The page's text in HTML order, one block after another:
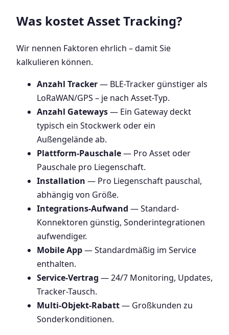
Was kostet Asset Tracking?
Wir nennen Faktoren ehrlich – damit Sie
kalkulieren können.
Anzahl Tracker— BLE-Tracker günstiger als
LoRaWAN/GPS – je nach Asset-Typ.
Anzahl Gateways— Ein Gateway deckt
typisch ein Stockwerk oder ein
Außengelände ab.
Plattform-Pauschale— Pro Asset oder
Pauschale pro Liegenschaft.
Installation — Pro Liegenschaft pauschal,
abhängig von Größe.
Integrations-Aufwand — Standard-
Konnektoren günstig, Sonderintegrationen
aufwendiger.
Mobile App— Standardmäßig im Service
enthalten.
Service-Vertrag — 24/7 Monitoring, Updates,
Tracker-Tausch.
Multi-Objekt-Rabatt— Großkunden zu
Sonderkonditionen.